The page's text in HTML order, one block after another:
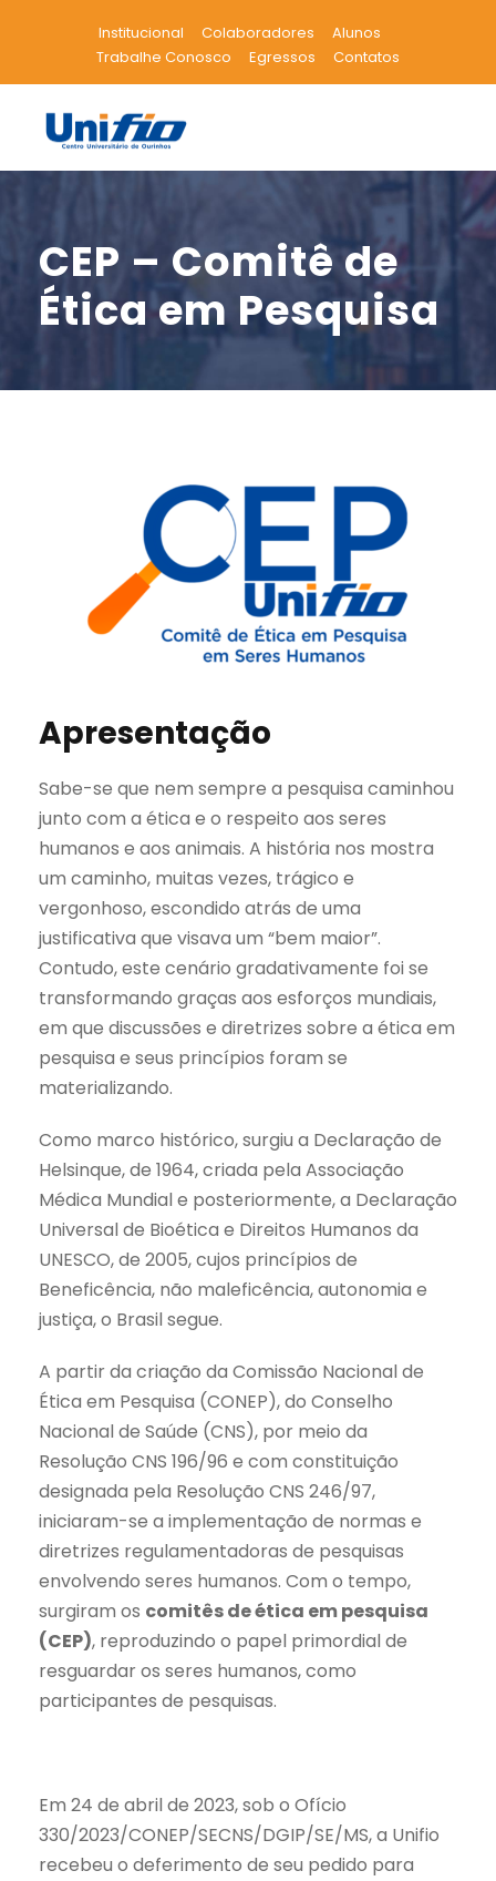
Institucional Colaboradores
Alunos
Trabalhe Conosco
Egressos Contatos
CEP – Comitê de
Ética em Pesquisa
Apresentação
Sabe-se que nem sempre a pesquisa caminhou
junto com a ética e o respeito aos seres
humanos e aos animais. A história nos mostra
um caminho, muitas vezes, trágico e
vergonhoso, escondido atrás de uma
justificativa que visava um “bem maior”.
Contudo, este cenário gradativamente foi se
transformando graças aos esforços mundiais,
em que discussões e diretrizes sobre a ética em
pesquisa e seus princípios foram se
materializando.
Como marco histórico, surgiu a Declaração de
Helsinque, de 1964, criada pela Associação
Médica Mundial e posteriormente, a Declaração
Universal de Bioética e Direitos Humanos da
UNESCO, de 2005, cujos princípios de
Beneficência, não maleficência, autonomia e
justiça, o Brasil segue.
A partir da criação da Comissão Nacional de
Ética em Pesquisa (CONEP), do Conselho
Nacional de Saúde (CNS), por meio da
Resolução CNS 196/96 e com constituição
designada pela Resolução CNS 246/97,
iniciaram-se a implementação de normas e
diretrizes regulamentadoras de pesquisas
envolvendo seres humanos. Com o tempo,
surgiram os comitês de ética em pesquisa
(CEP), reproduzindo o papel primordial de
resguardar os seres humanos, como
participantes de pesquisas.
Em 24 de abril de 2023, sob o Ofício
330/2023/CONEP/SECNS/DGIP/SE/MS, a Unifio
recebeu o deferimento de seu pedido para